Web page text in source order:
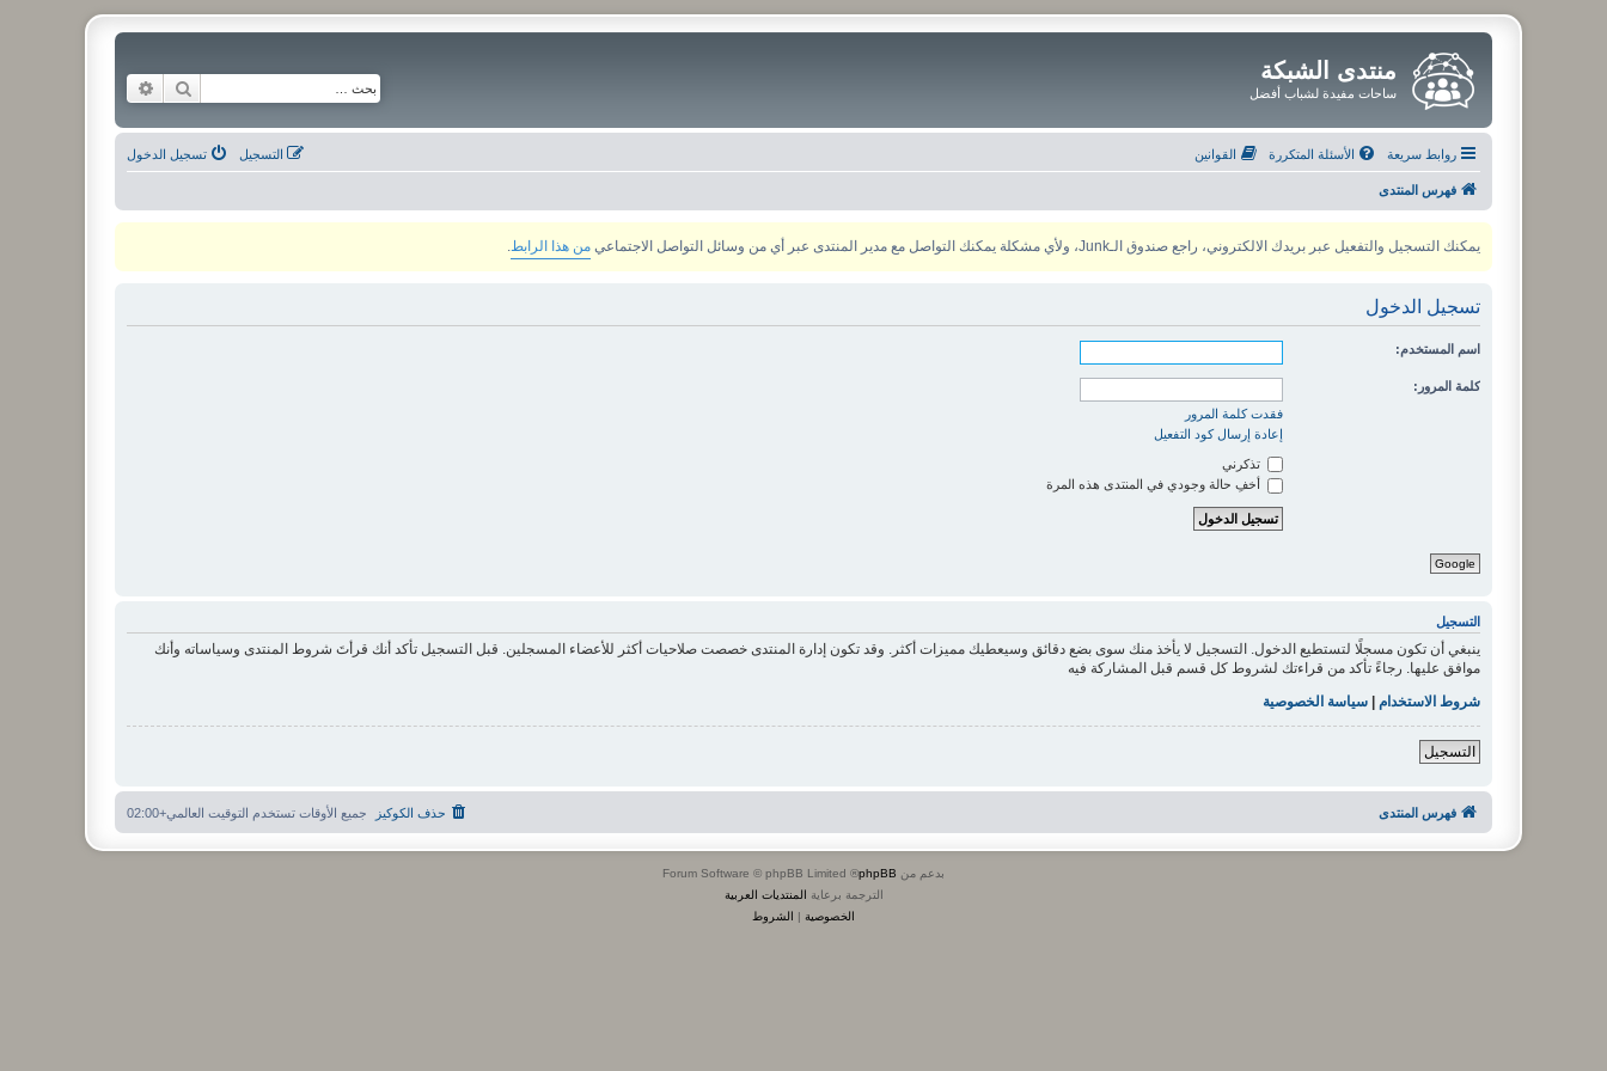
منتدى الشبكة
ساحات مفيدة لشباب أفضل بحث
روابط سريعة الأسئلة المتكررة القوانين تسجيل الدخول التسجيل
فهرس المنتدى
يمكنك التسجيل والتفعيل عبر بريدك الالكتروني، راجع صندوق الـJunk، ولأي مشكلة يمكنك التواصل مع مدير المنتدى عبر أي من وسائل التواصل الاجتماعي من هذا الرابط
تسجيل الدخول
اسم المستخدم:
كلمة المرور:
فقدت كلمة المرور
إعادة إرسال كود التفعيل
تذكرني
أخفِ حالة وجودي في المنتدى هذه المرة
Google
التسجيل
ينبغي أن تكون مسجلًا لتستطيع الدخول. التسجيل لا يأخذ منك سوى بضع دقائق وسيعطيك مميزات أكثر. وقد تكون إدارة المنتدى خصصت صلاحيات أكثر للأعضاء المسجلين. قبل التسجيل تأكد أنك قرأتَ شروط المنتدى وسياساته وأنك
موافق عليها. رجاءً تأكد من قراءتك لشروط كل قسم قبل المشاركة فيه
شروط الاستخدام
سياسة الخصوصية
التسجيل
فهرس المنتدى جميع الأوقات تستخدم التوقيت العالمي+02:00 حذف الكوكيز
بدعم من phpBB
® Forum Software © phpBB Limited
الترجمة برعاية المنتديات العربية
الخصوصية | الشروط